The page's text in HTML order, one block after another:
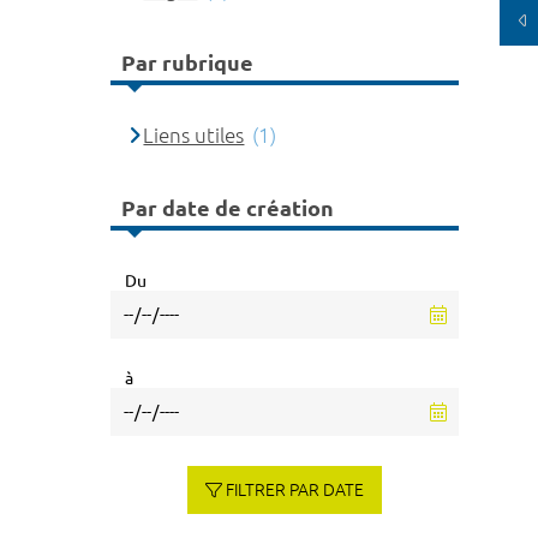
Par rubrique
Liens utiles (1)
Par date de création
Du
à
FILTRER PAR DATE